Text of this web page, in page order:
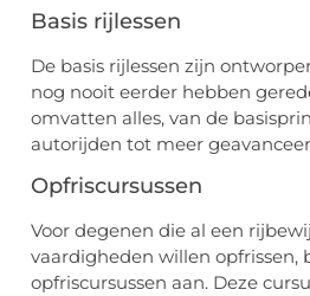
Basis rijlessen
De basis rijlessen zijn
nog nooit eerder hebben
omvatten alles, van de
autorijden tot meer
Opfriscursussen
Voor degenen die al een
vaardigheden willen opfrissen,
opfriscursussen aan. Deze